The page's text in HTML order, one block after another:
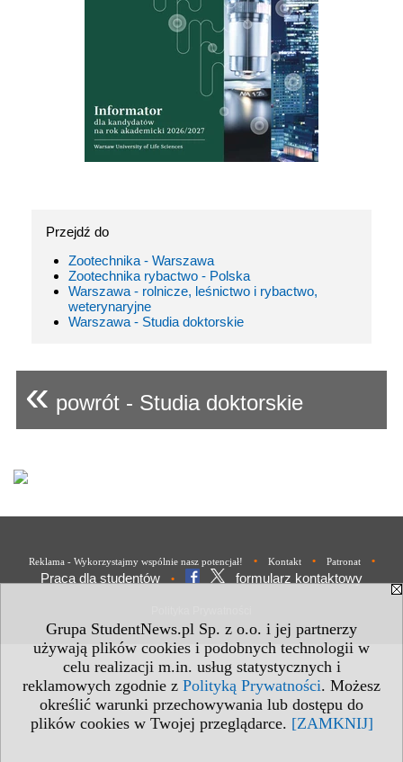
Grupa StudentNews.pl Sp. z o.o. i jej partnerzy
używają plików cookies i podobnych technologii w
celu realizacji m.in. usług statystycznych i
reklamowych zgodnie z Polityką Prywatności. Możesz
określić warunki przechowywania lub dostępu do
plików cookies w Twojej przeglądarce. [ZAMKNIJ]
Przejdź do
Zootechnika - Warszawa
Zootechnika rybactwo - Polska
Warszawa - rolnicze, leśnictwo i rybactwo,
weterynaryjne
Warszawa - Studia doktorskie
« powrót - Studia doktorskie
Reklama - Wykorzystajmy wspólnie nasz potencjał! • Kontakt • Patronat •
Praca dla studentów • formularz kontaktowy